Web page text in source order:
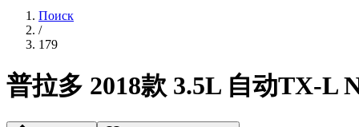
Поиск
/
179
普拉多 2018款 3.5L 自动TX-L